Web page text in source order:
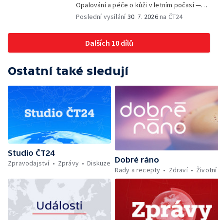
Opalování a péče o kůži v letním počasí —
Filmové premiéry — Komedie Dovolená v
na chování řidičů
Poslední vysílání30. 7. 2026na ČT24
Dalších 10 dílů
Ostatní také sledují
Studio ČT24
Zpravodajství
Zprávy Diskuze
Dobré ráno
Rady a recepty
Zdraví